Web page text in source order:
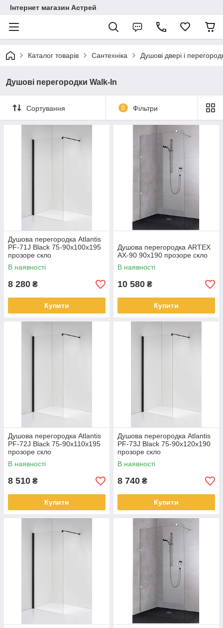
Інтернет магазин Астрей
Каталог товарів Сантехніка Душові двері і
Душові перегородки Walk-In
Сортування 0 Фільтри
Душова перегородка Atlantis
PF-71J Black 75-90х100х195
прозоре скло
В наявності
8 280 ₴
Купити
Душова перегородка ARTEX
AX-90 90x190 прозоре скло
В наявності
10 580 ₴
Купити
Душова перегородка Atlantis
PF-72J Black 75-90х110х195
прозоре скло
В наявності
8 510 ₴
Купити
Душова перегородка Atlantis
PF-73J Black 75-90х120х190
прозоре скло
В наявності
8 740 ₴
Купити